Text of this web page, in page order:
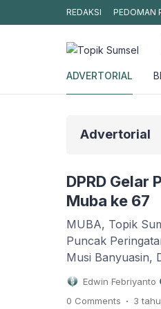
REDAKSI PEDOMAN
Satu Pelaku Ditangkap Usai
ADVERTORIAL
Advertorial
DPRD Gelar
Muba ke 67
MUBA, Topik
Puncak
Musi Banyuasin,
Kabupaten Musi
Masa
Edwin Febriyanto
0 Comments . 3